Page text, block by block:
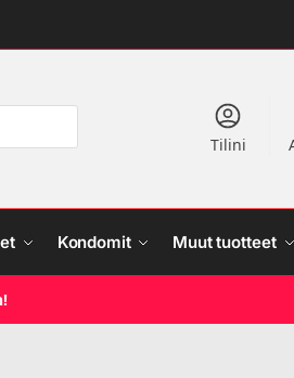
Tilini
Kondomit Muut tuotteet